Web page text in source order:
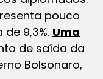
pouco
9,3%. Uma
de saída da
Bolsonaro,